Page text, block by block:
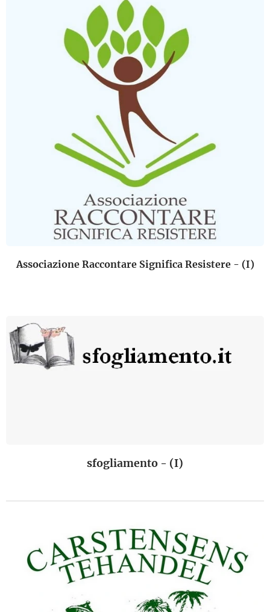
Associazione Raccontare Significa Resistere - (I)
sfogliamento - (I)